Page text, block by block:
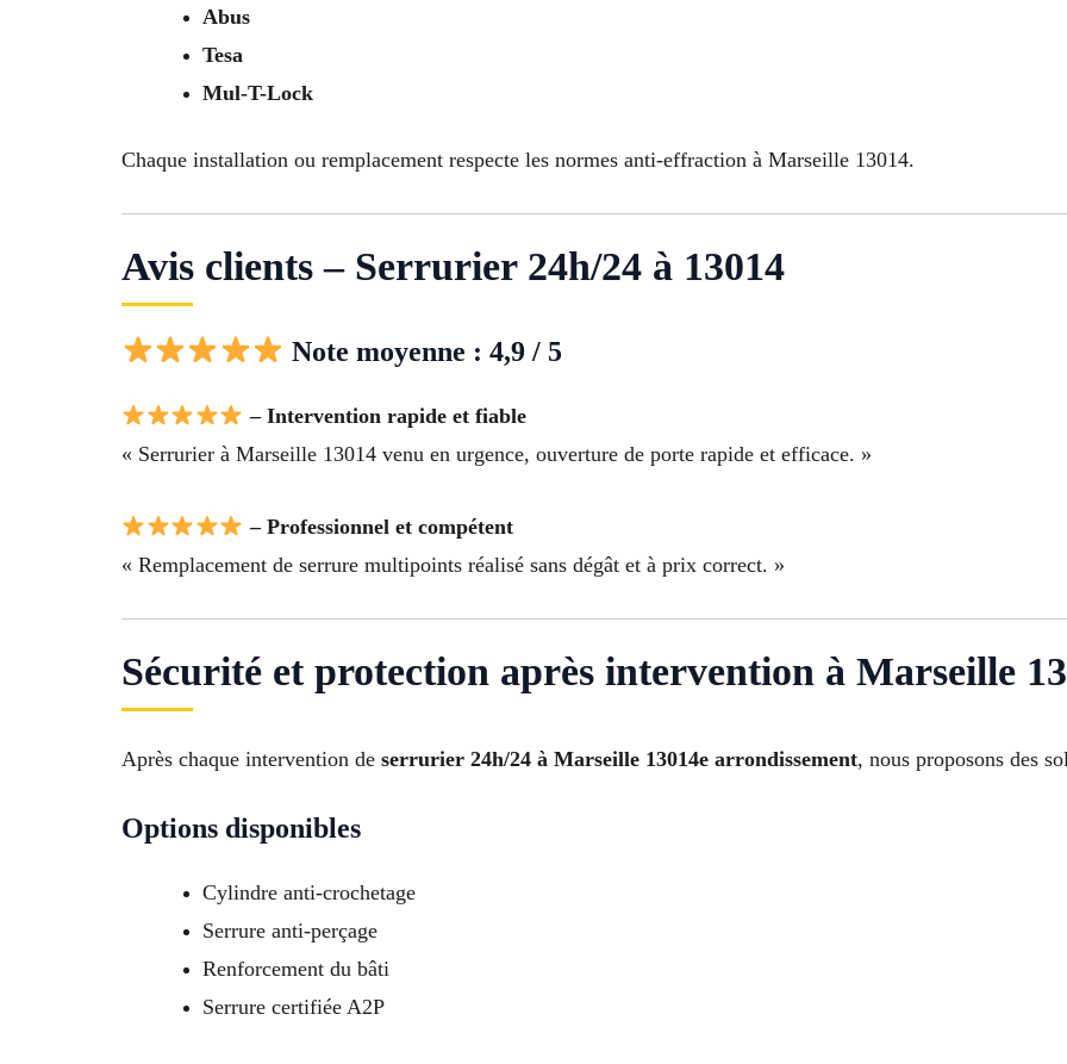
Abus
Tesa
Mul-T-Lock
Chaque installation ou remplacement respecte les normes anti-effraction à Marseille 13014.
Avis clients – Serrurier 24h/24 à 13014
Note moyenne : 4,9 / 5
– Intervention rapide et fiable
« Serrurier à Marseille 13014 venu en urgence, ouverture de porte rapide et efficace. »
– Professionnel et compétent
« Remplacement de serrure multipoints réalisé sans dégât et à prix correct. »
Sécurité et protection après intervention à Marseille
Après chaque intervention de serrurier 24h/24 à Marseille 13014e arrondissement, nous proposons des
Options disponibles
Cylindre anti-crochetage
Serrure anti-perçage
Renforcement du bâti
Serrure certifiée A2P